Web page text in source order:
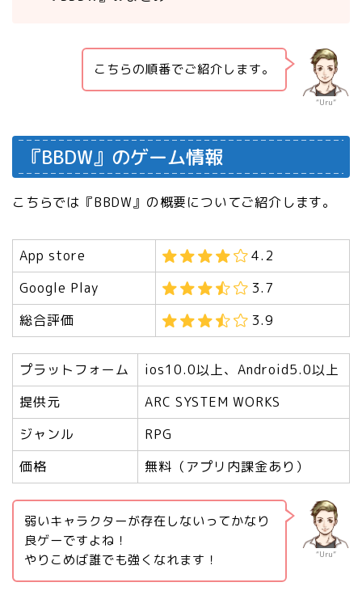
“Uru”
こちらの順番でご紹介します。
『BBDW』のゲーム情報
こちらでは『BBDW』の概要についてご紹介します。
App store
4.2
Google Play
3.7
総合評価
3.9
プラットフォーム
ios10.0以上、Android5.0以上
提供元
ARC SYSTEM WORKS
ジャンル
RPG
価格
無料（アプリ内課金あり）
“Uru”
弱いキャラクターが存在しないってかなり
良ゲーですよね！
やりこめば誰でも強くなれます！